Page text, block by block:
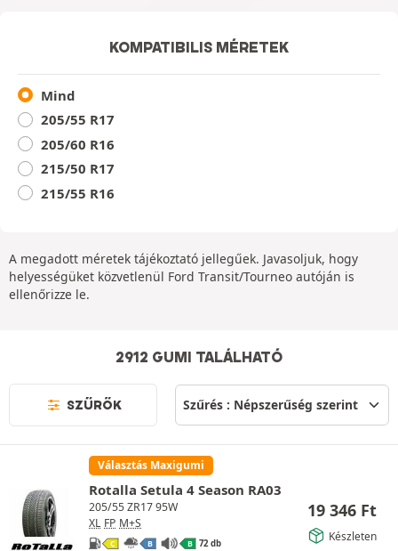
KOMPATIBILIS MÉRETEK
Mind
205/55 R17
205/60 R16
215/50 R17
215/55 R16
A megadott méretek tájékoztató jellegűek. Javasoljuk, hogy
helyességüket közvetlenül Ford Transit/Tourneo autóján is
ellenőrizze le.
2912 GUMI TALÁLHATÓ
SZŰRŐK
Választás Maxigumi
Rotalla Setula 4 Season RA03
205/55 ZR17 95W
XL FP M+S
C B B 72 db
19 346 Ft
Készleten